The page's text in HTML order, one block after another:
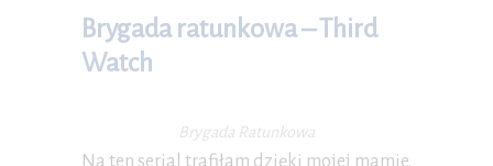
Brygada ratunkowa – Third
Watch
Brygada Ratunkowa
Na ten serial trafiłam dzięki mojej mamie.